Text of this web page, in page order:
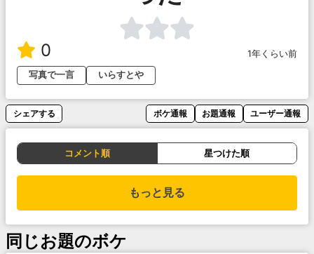
0
1年くらい前
写真で一言
いらすとや
シェアする ボケ通報 お題通報 ユーザー通報
コメント順 星つけた順
もっと見る
同じお題のボケ